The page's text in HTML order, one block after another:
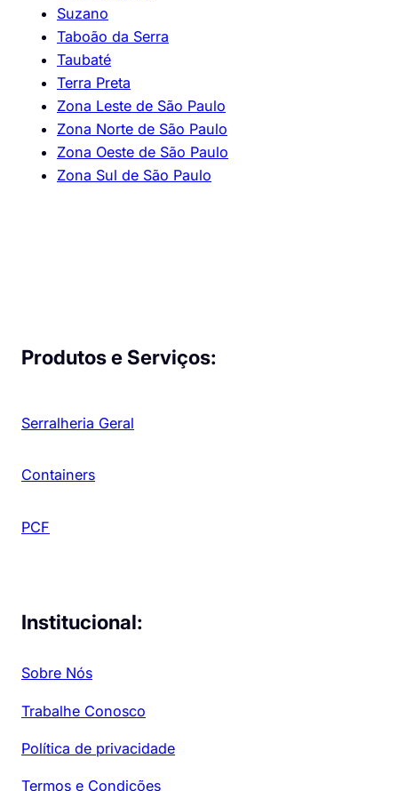
Suzano
Taboão da Serra
Taubaté
Terra Preta
Zona Leste de São Paulo
Zona Norte de São Paulo
Zona Oeste de São Paulo
Zona Sul de São Paulo
Produtos e Serviços:
Serralheria Geral
Containers
PCF
Institucional:
Sobre Nós
Trabalhe Conosco
Política de privacidade
Termos e Condições